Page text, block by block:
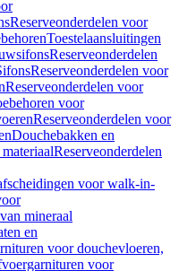
Reserveonderdelen voor
Toestelaansluitingen
Reserveonderdelen
Reserveonderdelen voor
Reserveonderdelen voor
voor
Reserveonderdelen voor
Douchebakken en
Reserveonderdelen
voor walk-in-
mineraal
en
voor douchevloeren,
voor